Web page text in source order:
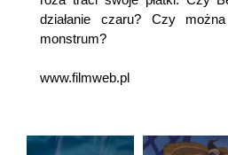
działanie czaru? Czy
monstrum?
www.filmweb.pl